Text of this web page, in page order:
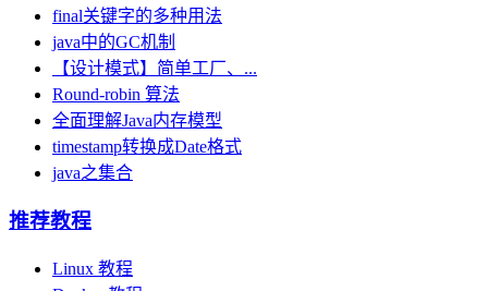
final关键字的多种用法
java中的GC机制
【设计模式】简单工厂、...
Round-robin 算法
全面理解Java内存模型
timestamp转换成Date格式
java之集合
推荐教程
Linux 教程